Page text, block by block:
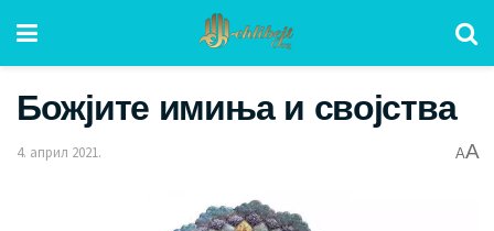
Божјите имиња и својства
4. април 2021. AA